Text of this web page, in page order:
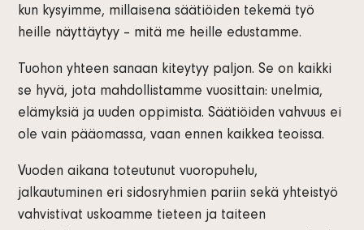
kun kysyimme, millaisena säätiöiden tekemä työ
heille näyttäytyy – mitä me heille edustamme.
Tuohon yhteen sanaan kiteytyy paljon. Se on kaikki
se hyvä, jota mahdollistamme vuosittain: unelmia,
elämyksiä ja uuden oppimista. Säätiöiden vahvuus ei
ole vain pääomassa, vaan ennen kaikkea teoissa.
Vuoden aikana toteutunut vuoropuhelu,
jalkautuminen eri sidosryhmien pariin sekä yhteistyö
vahvistivat uskoamme tieteen ja taiteen